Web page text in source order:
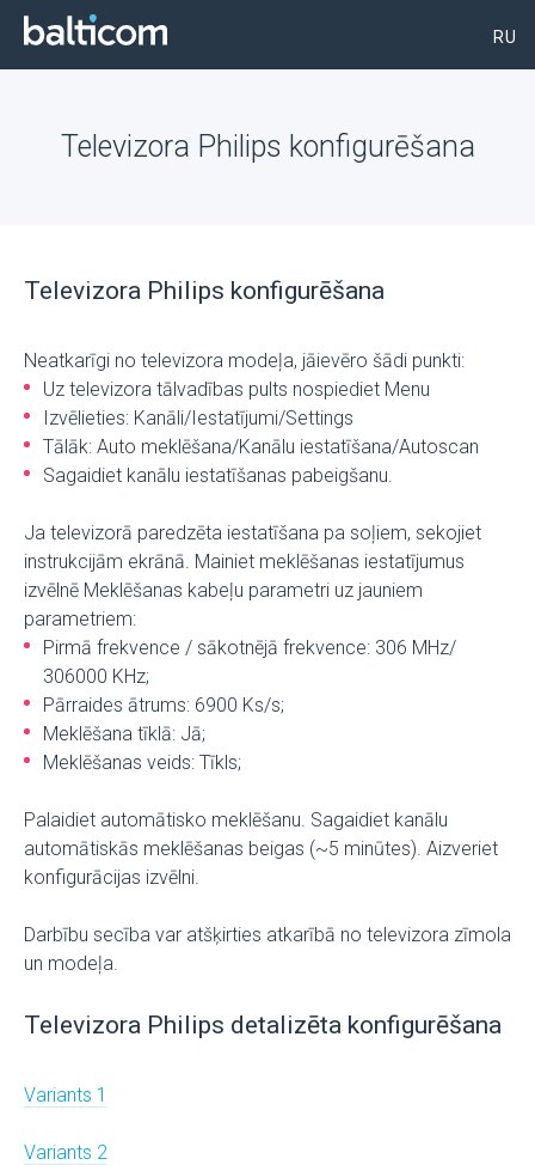
RU
Televizora Philips konfigurēšana
Televizora Philips konfigurēšana
Neatkarīgi no televizora modeļa, jāievēro šādi punkti:
Uz televizora tālvadības pults nospiediet Menu
Izvēlieties: Kanāli/Iestatījumi/Settings
Tālāk: Auto meklēšana/Kanālu iestatīšana/Autoscan
Sagaidiet kanālu iestatīšanas pabeigšanu.
Ja televizorā paredzēta iestatīšana pa soļiem, sekojiet
instrukcijām ekrānā. Mainiet meklēšanas iestatījumus
izvēlnē Meklēšanas kabeļu parametri uz jauniem
parametriem:
Pirmā frekvence / sākotnējā frekvence: 306 MHz/
306000 KHz;
Pārraides ātrums: 6900 Ks/s;
Meklēšana tīklā: Jā;
Meklēšanas veids: Tīkls;
Palaidiet automātisko meklēšanu. Sagaidiet kanālu
automātiskās meklēšanas beigas (~5 minūtes). Aizveriet
konfigurācijas izvēlni.
Darbību secība var atšķirties atkarībā no televizora zīmola
un modeļa.
Televizora Philips detalizēta konfigurēšana
Variants 1
Variants 2